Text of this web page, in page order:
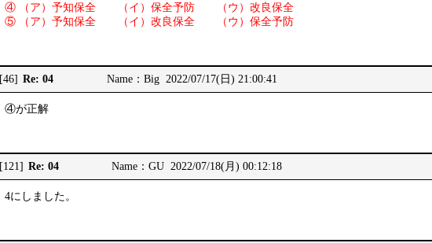
④ （ア）予知保全 （イ）保全予防 （ウ）改良保全
⑤ （ア）予知保全 （イ）改良保全 （ウ）保全予防
[46] Re: 04 Name：Big 2022/07/17(日) 21:00:41
④が正解
[121] Re: 04 Name：GU 2022/07/18(月) 00:12:18
4にしました。